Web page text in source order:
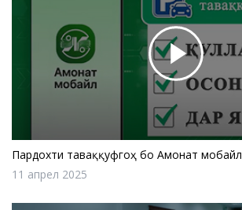
Пардохти таваққуфгоҳ бо Амонат мобайл
11 апрел 2025